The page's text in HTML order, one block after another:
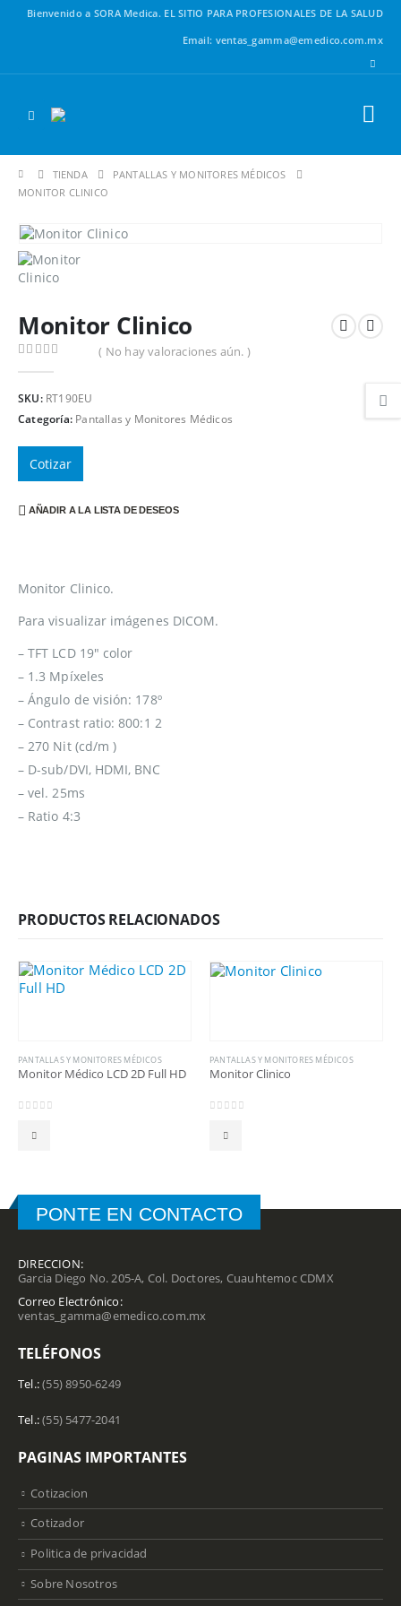
Bienvenido a SORA Medica. EL SITIO PARA PROFESIONALES DE LA SALUD
Email: ventas_gamma@emedico.com.mx
TIENDA
PANTALLAS Y MONITORES MÉDICOS
MONITOR CLINICO
Monitor Clinico
( No hay valoraciones aún. )
SKU: RT190EU
Categoría: Pantallas y Monitores Médicos
Cotizar
AÑADIR A LA LISTA DE DESEOS
Monitor Clinico.
Para visualizar imágenes DICOM.
– TFT LCD 19″ color
– 1.3 Mpíxeles
– Ángulo de visión: 178º
– Contrast ratio: 800:1 2
– 270 Nit (cd/m )
– D-sub/DVI, HDMI, BNC
– vel. 25ms
– Ratio 4:3
PRODUCTOS RELACIONADOS
PANTALLAS Y MONITORES MÉDICOS
Monitor Médico LCD 2D Full HD
PANTALLAS Y MONITORES MÉDICOS
Monitor Clinico
PONTE EN CONTACTO
DIRECCION:
Garcia Diego No. 205-A, Col. Doctores, Cuauhtemoc CDMX
Correo Electrónico:
ventas_gamma@emedico.com.mx
TELÉFONOS
Tel.:(55) 8950-6249
Tel.:(55) 5477-2041
PAGINAS IMPORTANTES
Cotizacion
Cotizador
Politica de privacidad
Sobre Nosotros